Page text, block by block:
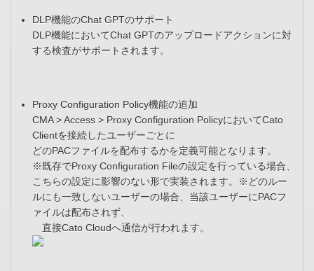
DLP機能のChat GPTのサポート
DLP機能においてChat GPTのアップロードアクションに対
する検査がサポートされます。
Proxy Configuration Policy機能の追加
CMA > Access > Proxy Configuration PolicyにおいてCato
Clientを接続したユーザーごとに
どのPACファイルを配布するかを定義可能となります。
※既存でProxy Configuration Fileの設定を行っている場合、
こちらの設定に影響のない形で実装されます。※どのルー
ルにも一致しないユーザーの場合、当該ユーザーにPACフ
ァイルは配布されず、
直接Cato Cloudへ通信が行われます。